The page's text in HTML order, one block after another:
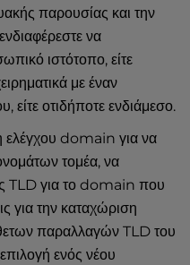
παρουσίας και την
να
ιστότοπο, είτε
με έναν
είτε οτιδήποτε ενδιάμεσο.
ελέγχου domain για να
τομέα, να
TLD για το domain που
για την καταχώριση
παραλλαγών TLD του
ενός νέου